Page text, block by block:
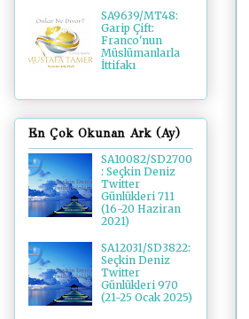
SA9639/MT48:
Garip Çift:
Franco'nun
Müslümanlarla
İttifakı
En Çok Okunan Ark (Ay)
SA10082/SD2700
: Seçkin Deniz
Twitter
Günlükleri 711
(16-20 Haziran
2021)
SA12031/SD3822:
Seçkin Deniz
Twitter
Günlükleri 970
(21-25 Ocak 2025)